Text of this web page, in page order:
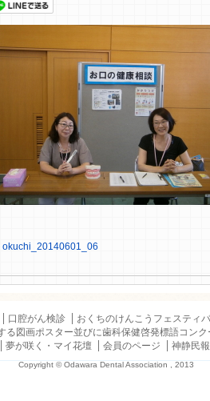
okuchi_20140601_06
口腔がん検診 おくちのけんこうフェスティ
る図画ポスター並びに歯科保健啓発標語コンク
夢が咲く・マイ花壇 会員のページ 神静民
Copyright © Odawara Dental Association , 2013